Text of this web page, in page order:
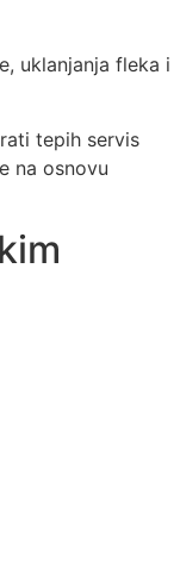
uklanjanja fleka i
tepih servis
na osnovu